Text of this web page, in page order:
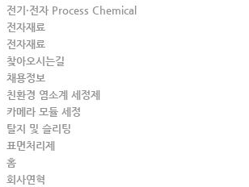
전기·전자 Process Chemical
전자재료
전자재료
찾아오시는길
채용정보
친환경 염소계 세정제
카메라 모듈 세정
탈지 및 슬리팅
표면처리제
홈
회사연혁